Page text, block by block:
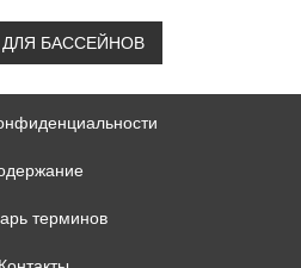
БАССЕЙНОВ
терминов